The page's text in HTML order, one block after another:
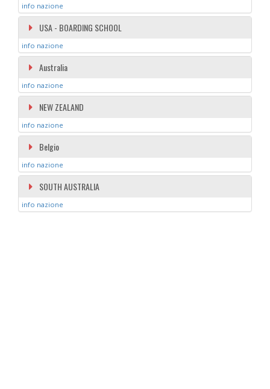
info nazione
USA - BOARDING SCHOOL
info nazione
Australia
info nazione
NEW ZEALAND
info nazione
Belgio
info nazione
SOUTH AUSTRALIA
info nazione